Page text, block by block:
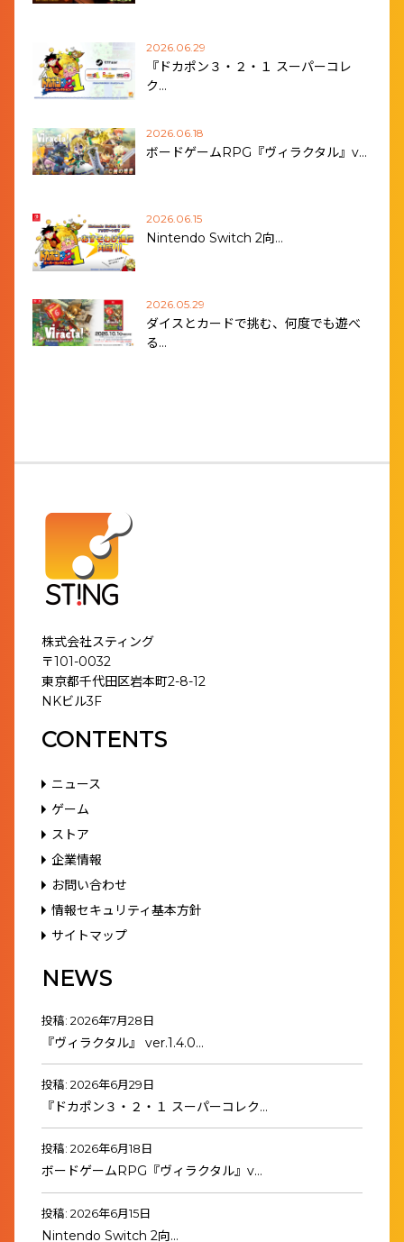
2026.06.29
『ドカポン３・２・１ スーパーコレ
ク…
2026.06.18
ボードゲームRPG『ヴィラクタル』v…
2026.06.15
Nintendo Switch 2向…
2026.05.29
ダイスとカードで挑む、何度でも遊べ
る…
株式会社スティング
〒101-0032
東京都千代田区岩本町2-8-12
NKビル3F
CONTENTS
ニュース
ゲーム
ストア
企業情報
お問い合わせ
情報セキュリティ基本方針
サイトマップ
NEWS
投稿: 2026年7月28日
『ヴィラクタル』 ver.1.4.0…
投稿: 2026年6月29日
『ドカポン３・２・１ スーパーコレク…
投稿: 2026年6月18日
ボードゲームRPG『ヴィラクタル』v…
投稿: 2026年6月15日
Nintendo Switch 2向…